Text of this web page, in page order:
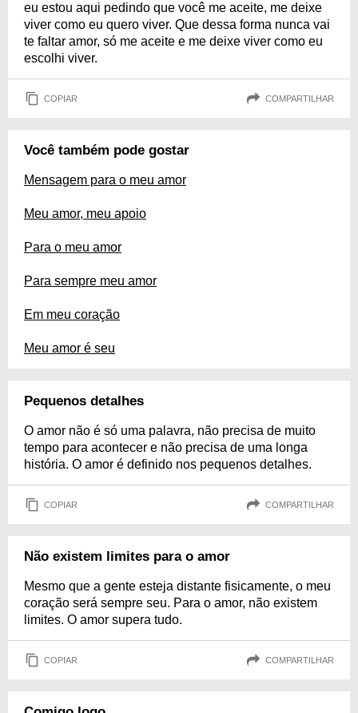
eu estou aqui pedindo que você me aceite, me deixe
viver como eu quero viver. Que dessa forma nunca vai
te faltar amor, só me aceite e me deixe viver como eu
escolhi viver.
COPIAR COMPARTILHAR
Você também pode gostar
Mensagem para o meu amor
Meu amor, meu apoio
Para o meu amor
Para sempre meu amor
Em meu coração
Meu amor é seu
Pequenos detalhes
O amor não é só uma palavra, não precisa de muito
tempo para acontecer e não precisa de uma longa
história. O amor é definido nos pequenos detalhes.
COPIAR COMPARTILHAR
Não existem limites para o amor
Mesmo que a gente esteja distante fisicamente, o meu
coração será sempre seu. Para o amor, não existem
limites. O amor supera tudo.
COPIAR COMPARTILHAR